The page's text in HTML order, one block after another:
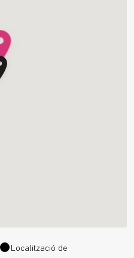
Localització de